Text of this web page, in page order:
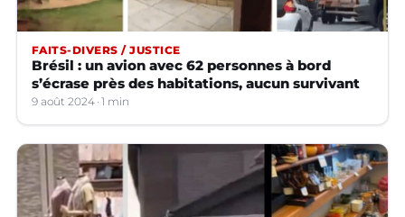
FAITS-DIVERS / JUSTICE
Brésil : un avion avec 62 personnes à bord
s’écrase près des habitations, aucun survivant
9 août 2024 1 min